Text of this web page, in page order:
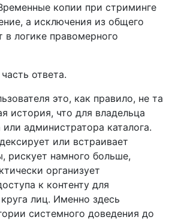
копии при стриминге
а исключения из общего
в логике правомерного
ответа.
это, как правило, не та
история, что для владельца
или администратора каталога.
или встраивает
рискует намного больше,
организует
к контенту для
лиц. Именно здесь
системного доведения до